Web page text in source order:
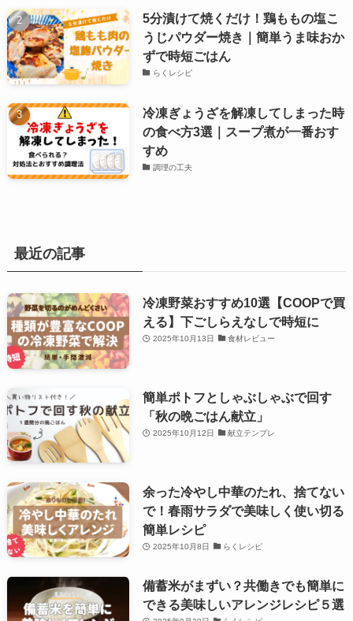
5分漬けて焼くだけ！鶏ももの塩こ
うじパウダー焼き｜簡単うま味おか
ずで時短ごはん
らくレシピ
冷凍ぎょうざを解凍してしまった時
の食べ方3選｜スープ煮が一番おす
すめ
調理の工夫
最近の記事
冷凍野菜おすすめ10選【COOPで買
える】下ごしらえなしで時短に
2025年10月13日 食材レビュー
簡単ポトフとしゃぶしゃぶで回す
「秋の晩ごはん献立」
2025年10月12日 献立テンプレ
余った冷やし中華のたれ、捨てない
で！春雨サラダで美味しく使い切る
簡単レシピ
2025年10月8日 らくレシピ
備蓄米がまずい？共働きでも簡単に
できる美味しいアレンジレシピ５選